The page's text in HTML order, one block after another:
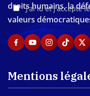
J'ai lu et j'accepte
droits humains, la
valeurs
Mentions